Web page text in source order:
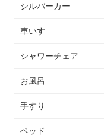
シルバーカー
車いす
シャワーチェア
お風呂
手すり
ベッド